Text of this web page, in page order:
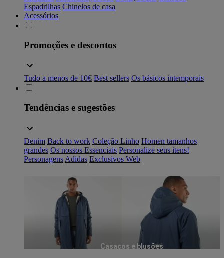
Espadrilhas Chinelos de casa
Acessórios
Promoções e descontos
Tudo a menos de 10€ Best sellers Os básicos intemporais
Tendências e sugestões
Denim Back to work Coleção Linho Homen tamanhos
grandes Os nossos Essenciais Personalize seus itens!
Personagens Adidas Exclusivos Web
Casacos e blusões